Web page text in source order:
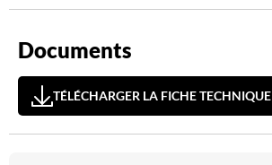
Documents
TÉLÉCHARGER LA FICHE TECHNIQUE